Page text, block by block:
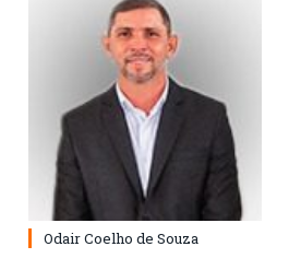
Odair Coelho de Souza